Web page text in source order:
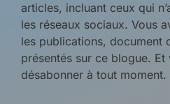
articles, incluant ceux qui
les réseaux sociaux. Vous
les publications, document
présentés sur ce blogue.
désabonner à tout moment.